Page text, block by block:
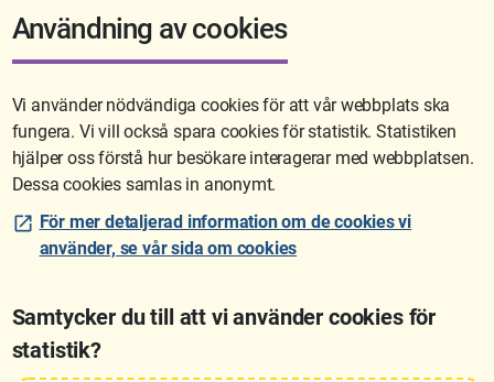
att avvecklas på sikt.
Sidan uppdaterades senast: 2026-06-10 12:58
Användning av cookies
Vi använder nödvändiga cookies för att vår webbplats ska
fungera. Vi vill också spara cookies för statistik. Statistiken
hjälper oss förstå hur besökare interagerar med webbplatsen.
Dessa cookies samlas in anonymt.
För mer detaljerad information om de cookies vi
använder, se vår sida om cookies
Samtycker du till att vi använder cookies för
statistik?
Lantmäteriet är den myndighet som kartlägger Sverige. Till våra